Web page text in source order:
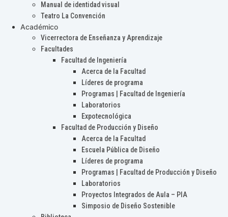
Manual de identidad visual
Teatro La Convención
Académico
Vicerrectora de Enseñanza y Aprendizaje
Facultades
Facultad de Ingeniería
Acerca de la Facultad
Líderes de programa
Programas | Facultad de Ingeniería
Laboratorios
Expotecnológica
Facultad de Producción y Diseño
Acerca de la Facultad
Escuela Pública de Diseño
Líderes de programa
Programas | Facultad de Producción y Diseño
Laboratorios
Proyectos Integrados de Aula – PIA
Simposio de Diseño Sostenible